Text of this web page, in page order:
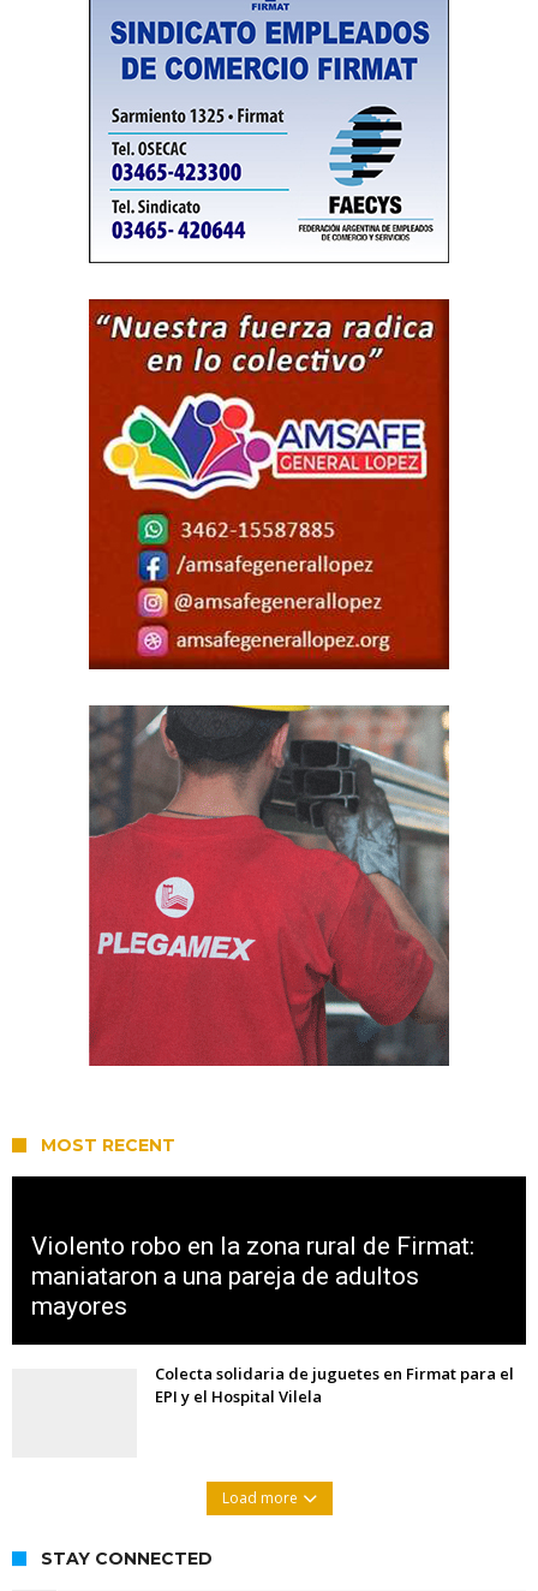
MOST RECENT
Violento robo en la zona rural de Firmat:
maniataron a una pareja de adultos
mayores
Colecta solidaria de juguetes en Firmat para el
EPI y el Hospital Vilela
Load more
STAY CONNECTED